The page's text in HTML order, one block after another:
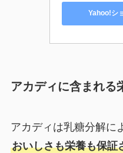
Yahoo!シ
アカディに含まれる
アカディは乳糖分解に
おいしさも栄養も保証